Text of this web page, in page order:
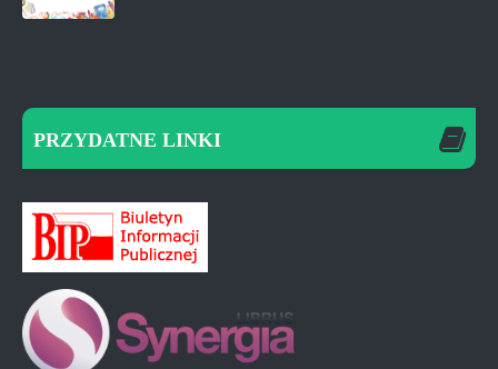
PRZYDATNE LINKI